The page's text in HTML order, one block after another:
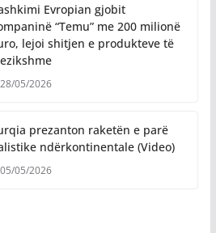
Evropian gjobit
“Temu” me 200 milionë
lejoi shitjen e produkteve të
28/05/2026
prezanton raketën e parë
ndërkontinentale (Video)
05/05/2026